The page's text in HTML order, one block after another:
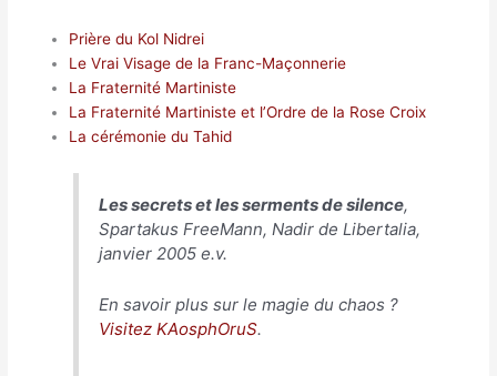
Prière du Kol Nidrei
Le Vrai Visage de la Franc-Maçonnerie
La Fraternité Martiniste
La Fraternité Martiniste et l’Ordre de la Rose Croix
La cérémonie du Tahid
Les secrets et les serments de silence,
Spartakus FreeMann, Nadir de Libertalia,
janvier 2005 e.v.
En savoir plus sur le magie du chaos ?
Visitez KAosphOruS.